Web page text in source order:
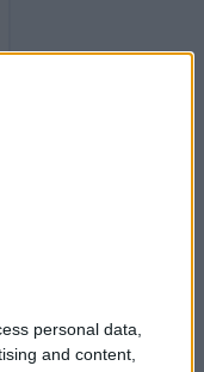
personal data,
and content,